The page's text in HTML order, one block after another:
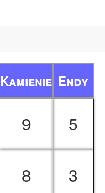
Kamienie Endy
9 5
8 3